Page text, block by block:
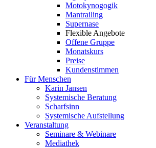
Motokynogogik
Mantrailing
Supernase
Flexible Angebote
Offene Gruppe
Monatskurs
Preise
Kundenstimmen
Für Menschen
Karin Jansen
Systemische Beratung
Scharfsinn
Systemische Aufstellung
Veranstaltung
Seminare & Webinare
Mediathek